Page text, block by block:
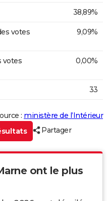
38,89%
votes
9,09%
votes
0,00%
33
: ministère de l’Intérieur
Partager
ont le plus